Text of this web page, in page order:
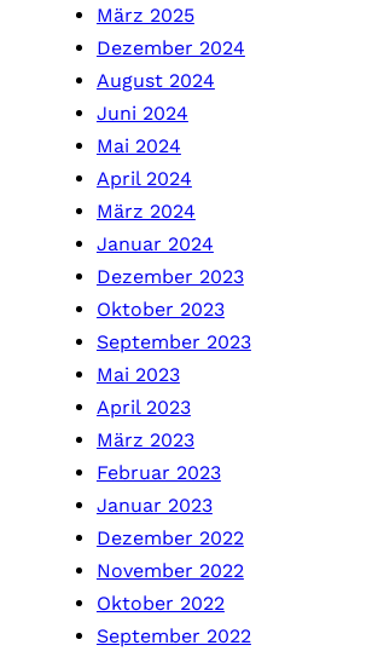
März 2025
Dezember 2024
August 2024
Juni 2024
Mai 2024
April 2024
März 2024
Januar 2024
Dezember 2023
Oktober 2023
September 2023
Mai 2023
April 2023
März 2023
Februar 2023
Januar 2023
Dezember 2022
November 2022
Oktober 2022
September 2022